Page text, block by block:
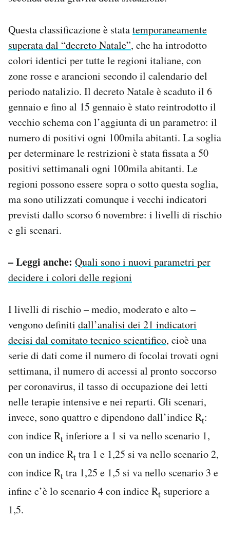
Questa classificazione è statatemporaneamente
superata dal “decreto Natale”, che ha introdotto
colori identici per tutte le regioni italiane, con
zone rosse e arancioni secondo il calendario del
periodo natalizio. Il decreto Natale è scaduto il 6
gennaio e fino al 15 gennaio è stato reintrodotto il
vecchio schema con l’aggiunta di un parametro: il
numero di positivi ogni 100mila abitanti. La soglia
per determinare le restrizioni è stata fissata a 50
positivi settimanali ogni 100mila abitanti. Le
regioni possono essere sopra o sotto questa soglia,
ma sono utilizzati comunque i vecchi indicatori
previsti dallo scorso 6 novembre: i livelli di rischio
e gli scenari.
– Leggi anche: Quali sono i nuovi parametri per
decidere i colori delle regioni
I livelli di rischio – medio, moderato e alto –
vengono definiti dall’analisi dei 21 indicatori
decisi dal comitato tecnico scientifico, cioè una
serie di dati come il numero di focolai trovati ogni
settimana, il numero di accessi al pronto soccorso
per coronavirus, il tasso di occupazione dei letti
nelle terapie intensive e nei reparti. Gli scenari,
invece, sono quattro e dipendono dall’indice Rt:
con indice Rt inferiore a 1 si va nello scenario 1,
con un indice Rt tra 1 e 1,25 si va nello scenario 2,
con indice Rt tra 1,25 e 1,5 si va nello scenario 3 e
infine c’è lo scenario 4 con indice Rt superiore a
1,5.